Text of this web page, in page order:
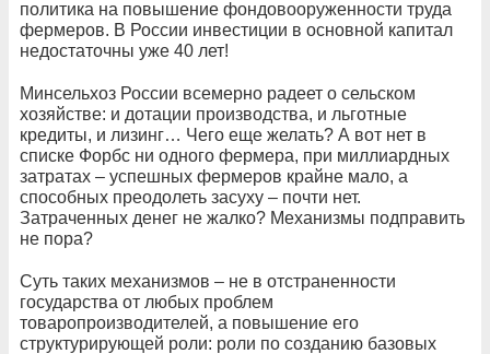
политика на повышение фондовооруженности труда
фермеров. В России инвестиции в основной капитал
недостаточны уже 40 лет!
Минсельхоз России всемерно радеет о сельском
хозяйстве: и дотации производства, и льготные
кредиты, и лизинг… Чего еще желать? А вот нет в
списке Форбс ни одного фермера, при миллиардных
затратах – успешных фермеров крайне мало, а
способных преодолеть засуху – почти нет.
Затраченных денег не жалко? Механизмы подправить
не пора?
Суть таких механизмов – не в отстраненности
государства от любых проблем
товаропроизводителей, а повышение его
структурирующей роли: роли по созданию базовых